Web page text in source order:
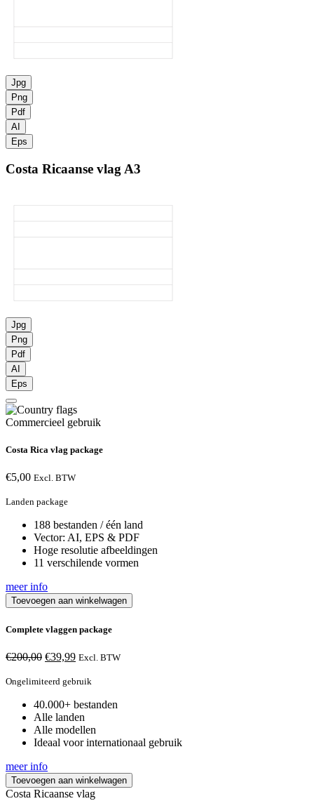
Jpg
Png
Pdf
AI
Eps
Costa Ricaanse vlagA3
Jpg
Png
Pdf
AI
Eps
Commercieel gebruik
Costa Rica vlag package
€5,00 Excl. BTW
Landen package
188 bestanden / één land
Vector: AI, EPS & PDF
Hoge resolutie afbeeldingen
11 verschilende vormen
meer info
Toevoegen aan winkelwagen
Complete vlaggen package
€200,00 Oorspronkelijke
was:
€39,99Huidige
is:
Excl. BTW
Ongelimiteerd gebruik
40.000+ bestanden
Alle landen
Alle modellen
Ideaal voor internationaal gebruik
meer info
Toevoegen aan winkelwagen
Costa Ricaanse vlag